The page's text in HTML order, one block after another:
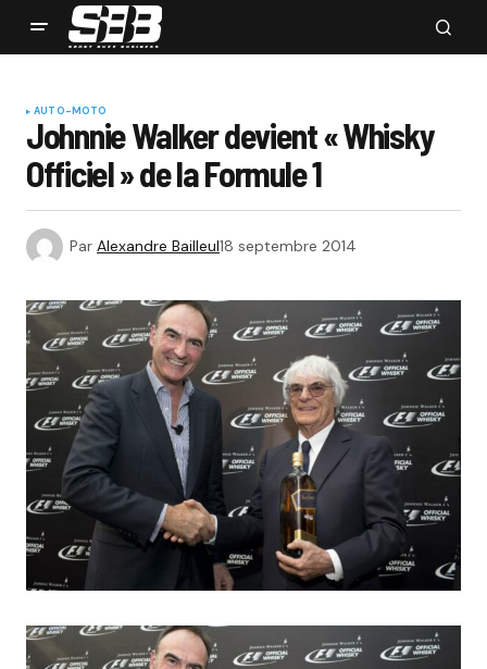
AUTO-MOTO
Johnnie Walker devient « Whisky
Officiel » de la Formule 1
Par Alexandre Bailleul18 septembre 2014